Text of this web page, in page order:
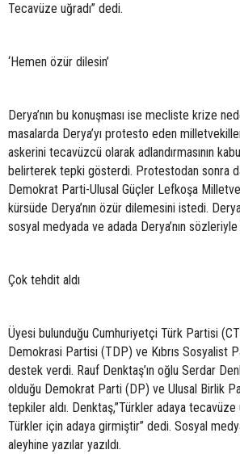
Tecavüze uğradı” dedi.
‘Hemen özür dilesin’
Derya’nın bu konuşması ise mecliste krize
masalarda Derya’yı protesto eden
askerini tecavüzcü olarak adlandırmasının
belirterek tepki gösterdi. Protestodan sonra
Demokrat Parti-Ulusal Güçler Lefkoşa
kürsüde Derya’nın özür dilemesini istedi.
sosyal medyada ve adada Derya’nın sözleriyle
Çok tehdit aldı
Üyesi bulunduğu Cumhuriyetçi Türk Partisi
Demokrasi Partisi (TDP) ve Kıbrıs Sosyalist
destek verdi. Rauf Denktaş’ın oğlu Serdar
olduğu Demokrat Parti (DP) ve Ulusal Birlik
tepkiler aldı. Denktaş,”Türkler adaya
Türkler için adaya girmiştir” dedi. Sosyal
aleyhine yazılar yazıldı.